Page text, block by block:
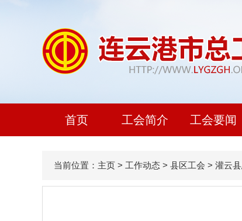
首页 工会简介 工会要闻
当前位置： 主页 > 工作动态 > 县区工会 > 灌云